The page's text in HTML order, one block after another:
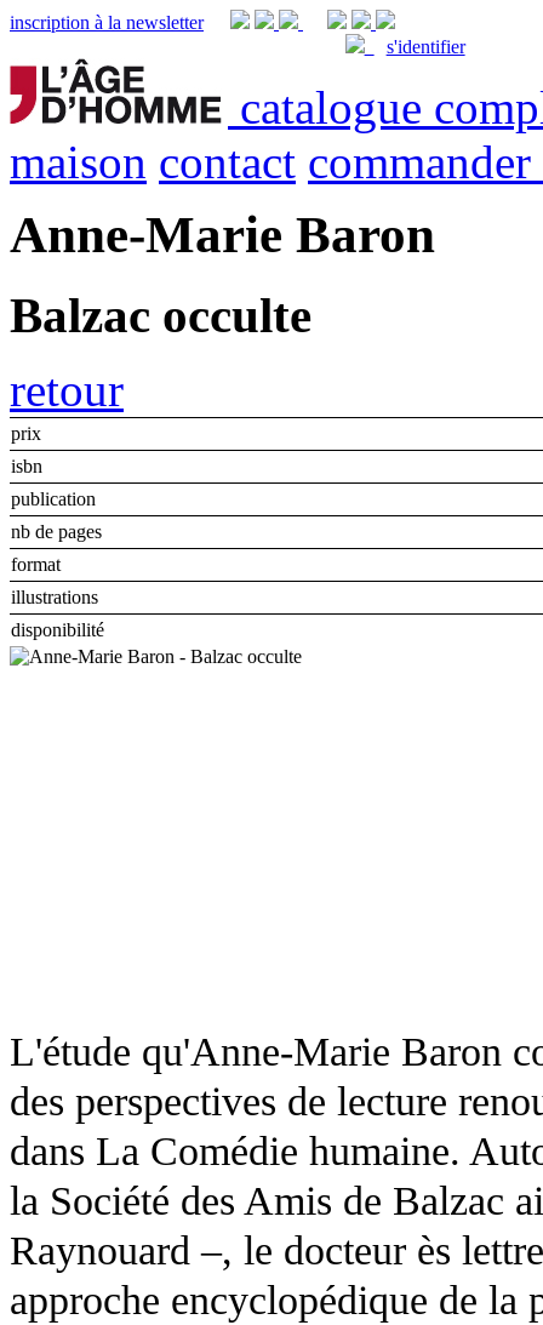
inscription à la newsletter
s'identifier
catalogue
maison contact commander
Anne-Marie Baron
Balzac occulte
retour
prix
isbn
publication
nb de pages
format
illustrations
disponibilité
L'étude qu'Anne-Marie Baron
des perspectives de lecture
dans La Comédie humaine.
la Société des Amis de Balzac
Raynouard –, le docteur ès
approche encyclopédique de la